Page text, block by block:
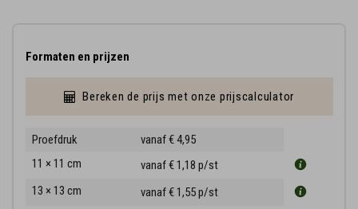
Formaten en prijzen
Bereken de prijs met onze prijscalculator
Proefdruk
vanaf € 4,95
11 × 11 cm
vanaf € 1,18 p/st
13 × 13 cm
vanaf € 1,55p/st